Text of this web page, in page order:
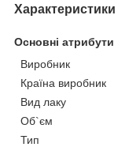
Характеристики
Основні атрибути
Виробник
Країна виробник
Вид лаку
Об`єм
Тип